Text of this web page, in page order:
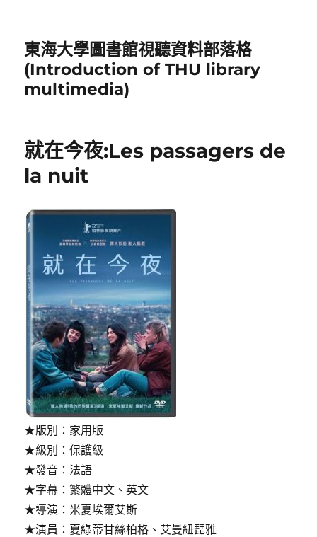
東海大學圖書館視聽資料部落格
(Introduction of THU library
multimedia)
就在今夜:Les passagers de
la nuit
★版別：家用版
★級別：保護級
★發音：法語
★字幕：繁體中文、英文
★導演：米夏埃爾艾斯
★演員：夏綠蒂甘絲柏格、艾曼紐琵雅